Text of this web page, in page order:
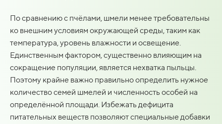
По сравнению с пчёлами, шмели менее требовательны
ко внешним условиям окружающей среды, таким как
температура, уровень влажности и освещение.
Единственным фактором, существенно влияющим на
сокращение популяции, является нехватка пыльцы.
Поэтому крайне важно правильно определить нужное
количество семей шмелей и численность особей на
определённой площади. Избежать дефицита
питательных веществ позволяют специальные добавки